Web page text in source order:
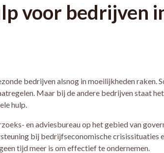
voor bedrijven
bedrijven alsnog in moeilijkheden raken.
Maar bij de andere bedrijven staat
hulp.
en adviesbureau op het gebied van
bij bedrijfseconomische crisissituaties
tijd meer is om effectief te ondernemen.